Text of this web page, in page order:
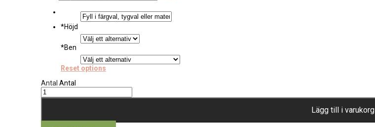
*Höjd
*Ben
Reset options
Antal Antal
Lägg till i varukorg